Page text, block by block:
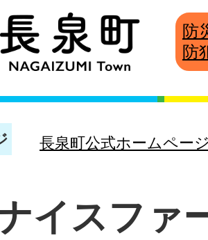
防
防
長泉町公式ホームペー
イスファ